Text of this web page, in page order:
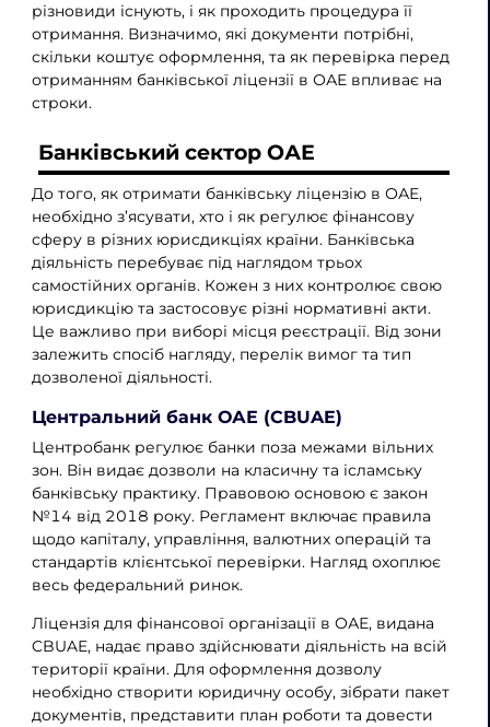
різновиди існують, і як проходить процедура її
отримання. Визначимо, які документи потрібні,
скільки коштує оформлення, та як перевірка перед
отриманням банківської ліцензії в ОАЕ впливає на
строки.
Банківський сектор ОАЕ
До того, як отримати банківську ліцензію в ОАЕ,
необхідно з’ясувати, хто і як регулює фінансову
сферу в різних юрисдикціях країни. Банківська
діяльність перебуває під наглядом трьох
самостійних органів. Кожен з них контролює свою
юрисдикцію та застосовує різні нормативні акти.
Це важливо при виборі місця реєстрації. Від зони
залежить спосіб нагляду, перелік вимог та тип
дозволеної діяльності.
Центральний банк ОАЕ (CBUAE)
Центробанк регулює банки поза межами вільних
зон. Він видає дозволи на класичну та ісламську
банківську практику. Правовою основою є закон
№14 від 2018 року. Регламент включає правила
щодо капіталу, управління, валютних операцій та
стандартів клієнтської перевірки. Нагляд охоплює
весь федеральний ринок.
Ліцензія для фінансової організації в ОАЕ, видана
CBUAE, надає право здійснювати діяльність на всій
території країни. Для оформлення дозволу
необхідно створити юридичну особу, зібрати пакет
документів, представити план роботи та довести